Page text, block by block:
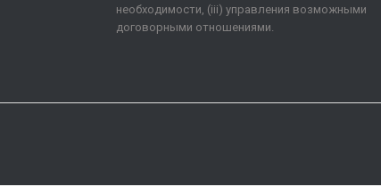
необходимости, (iii) управления возможными
договорными отношениями.